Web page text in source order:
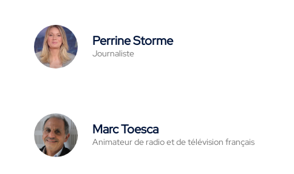
Perrine Storme
Journaliste
Marc Toesca
Animateur de radio et de télévision français